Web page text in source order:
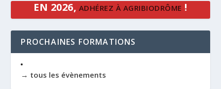
EN 2026, ADHÉREZ À AGRIBIODRÔME !
PROCHAINES FORMATIONS
→ tous les évènements